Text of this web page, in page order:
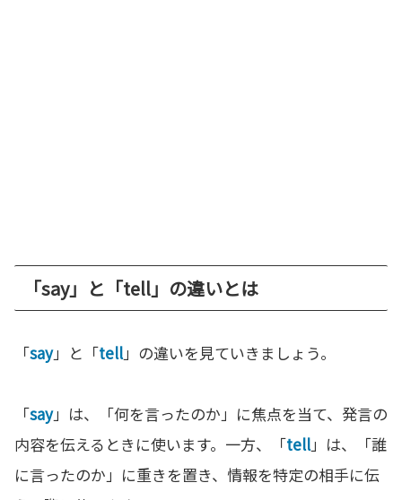
「say」と「tell」の違いとは
「say」と「tell」の違いを見ていきましょう。
「say」は、「何を言ったのか」に焦点を当て、発言の
内容を伝えるときに使います。一方、「tell」は、「誰
に言ったのか」に重きを置き、情報を特定の相手に伝